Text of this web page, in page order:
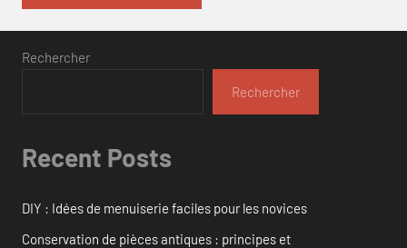
Rechercher
Rechercher
Recent Posts
DIY : Idées de menuiserie faciles pour les novices
Conservation de pièces antiques : principes et